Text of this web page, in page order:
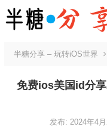
半糖分享 – 玩转iOS世界
免费ios美国id分
发布: 2024年4月